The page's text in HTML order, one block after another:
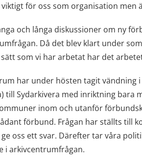
för oss som organisation men
och långa diskussioner om ny
Då det blev klart under
som vi har arbetat har det
har under hösten tagit
till Sydarkivera med inriktning bara
inom och utanför
förbund. Frågan har ställts till
oss ett svar. Därefter tar våra
i arkivcentrumfrågan.